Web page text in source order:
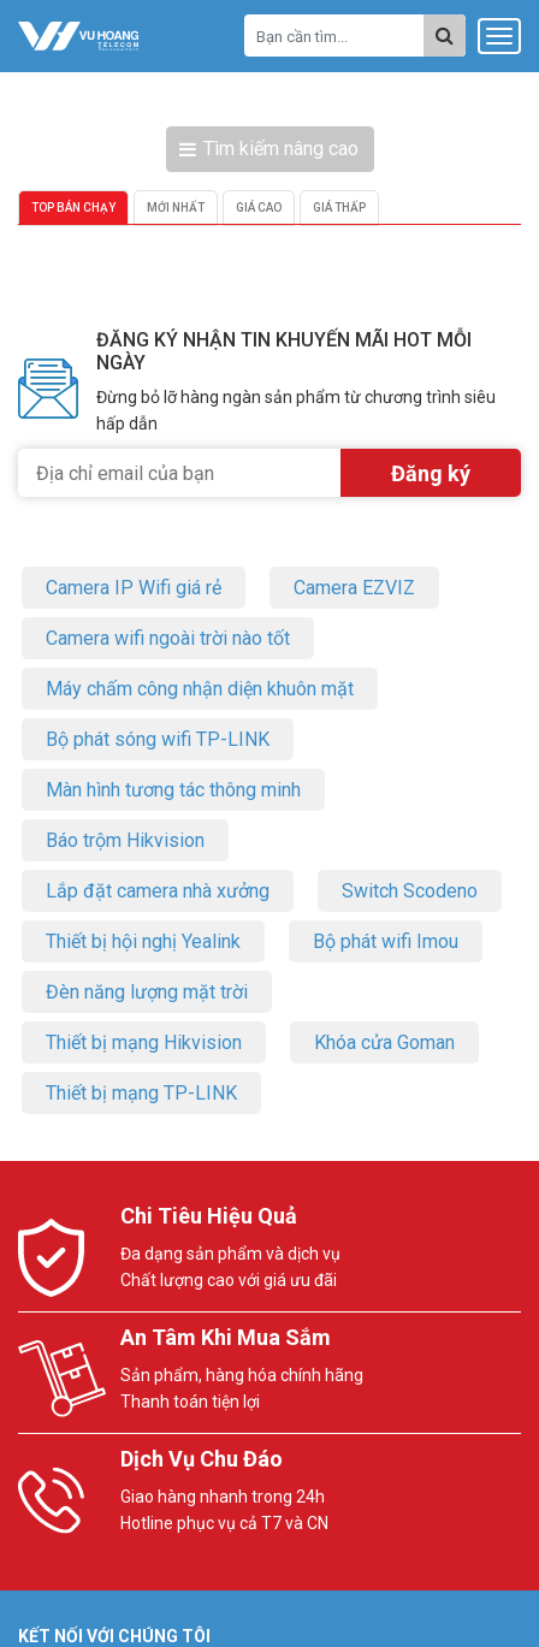
Tìm kiếm nâng cao
TOP BÁN CHẠY MỚI NHẤT GIÁ CAO GIÁ THẤP
ĐĂNG KÝ NHẬN TIN KHUYẾN MÃI HOT MỖI
NGÀY
Đừng bỏ lỡ hàng ngàn sản phẩm từ chương trình siêu
hấp dẫn
Camera IP Wifi giá rẻ Camera EZVIZ
Camera wifi ngoài trời nào tốt
Máy chấm công nhận diện khuôn mặt
Bộ phát sóng wifi TP-LINK
Màn hình tương tác thông minh
Báo trộm Hikvision
Lắp đặt camera nhà xưởng Switch Scodeno
Thiết bị hội nghị Yealink Bộ phát wifi Imou
Đèn năng lượng mặt trời
Thiết bị mạng Hikvision Khóa cửa Goman
Thiết bị mạng TP-LINK
Chi Tiêu Hiệu Quả
Đa dạng sản phẩm và dịch vụ
Chất lượng cao với giá ưu đãi
An Tâm Khi Mua Sắm
Sản phẩm, hàng hóa chính hãng
Thanh toán tiện lợi
Dịch Vụ Chu Đáo
Giao hàng nhanh trong 24h
Hotline phục vụ cả T7 và CN
KẾT NỐI VỚI CHÚNG TÔI